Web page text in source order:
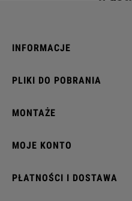
INFORMACJE
PLIKI DO POBRANIA
MONTAŻE
MOJE KONTO
PŁATNOŚCI I DOSTAWA